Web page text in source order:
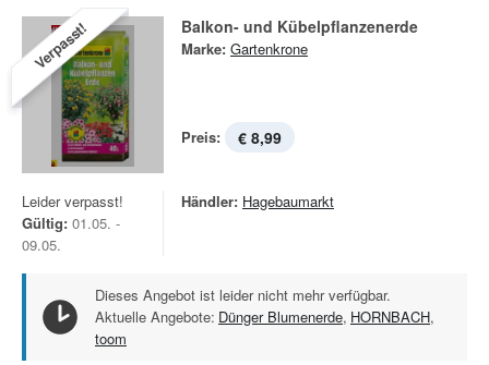
Verpasst! Balkon- und Kübelpflanzenerde
Marke: Gartenkrone
Preis: € 8,99
Leider verpasst!
Gültig: 01.05. -
09.05.
Händler: Hagebaumarkt
Dieses Angebot ist leider nicht mehr verfügbar.
Aktuelle Angebote: Dünger Blumenerde, HORNBACH,
toom